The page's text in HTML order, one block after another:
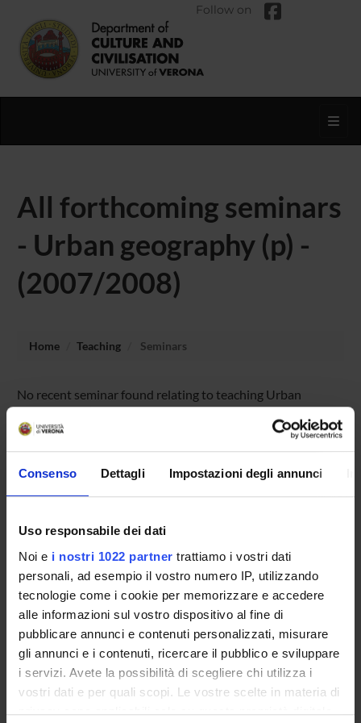
Consenso Dettagli Impostazioni degli annunci
Uso responsabile dei dati
Noi e i nostri 1022 partner trattiamo i vostri dati
personali, ad esempio il vostro numero IP, utilizzando
tecnologie come i cookie per memorizzare e accedere
alle informazioni sul vostro dispositivo al fine di
pubblicare annunci e contenuti personalizzati, misurare
gli annunci e i contenuti, ricercare il pubblico e sviluppare
i servizi. Avete la possibilità di scegliere chi utilizza i
vostri dati e per quali scopi. Le vostre scelte in materia di
privacy sono applicabili solo su questa proprietà digitale
Follow on
All forthcoming seminars
- Urban geography (p) -
(2007/2008)
Home Teaching Seminars
No recent seminar found relating to teaching Urban
geography (p).
PHD PROGRAMMES AND POSTGRADUATE
TRAINING
Contacts
People
Places
Calendar